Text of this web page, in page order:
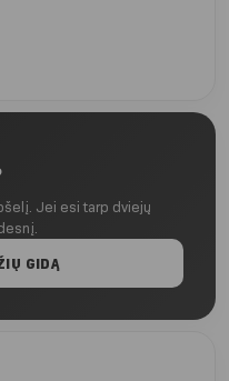
Jei esi tarp dviejų
GIDĄ